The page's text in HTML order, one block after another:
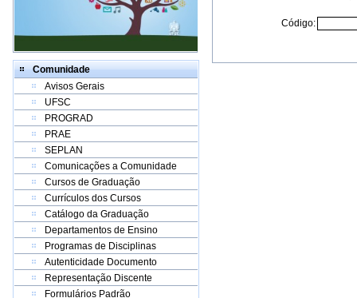
Comunidade
Avisos Gerais
UFSC
PROGRAD
PRAE
SEPLAN
Comunicações a Comunidade
Cursos de Graduação
Currículos dos Cursos
Catálogo da Graduação
Departamentos de Ensino
Programas de Disciplinas
Autenticidade Documento
Representação Discente
Formulários Padrão
Código: